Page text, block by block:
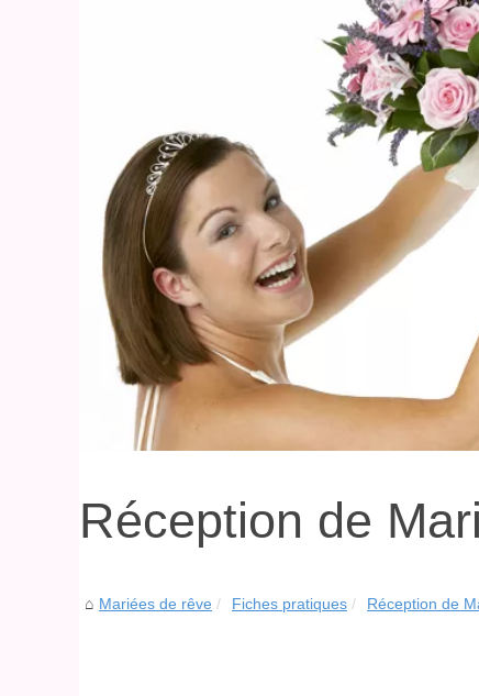
Réception de
Mariées de rêve Fiches pratiques Réception de